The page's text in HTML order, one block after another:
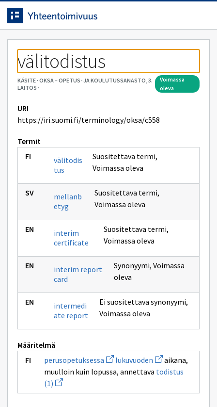
Siirrytty
sivulle
Siirry suoraan sisältöön.
välitodistus
KÄSITE· OKSA – OPETUS- JA KOULUTUSSANASTO, 3.
LAITOS ·
voimassa
oleva
URI
https://iri.suomi.fi/terminology/oksa/c558
Termit
välitodis
tus
Suositettava termi,
Voimassa oleva
mellanb
etyg
Suositettava termi,
Voimassa oleva
interim
certificate
Suositettava termi,
Voimassa oleva
interim report
card
Synonyymi,Voimassa
oleva
intermedi
ate report
Ei suositettava synonyymi,
Voimassa oleva
Määritelmä
perusopetuksessa Avaa
uuden
ikkunan
lukuvuoden Avaa
uuden
ikkunan
aikana,
muulloin kuin lopussa, annettava todistus
(1) Avaa
uuden
ikkunan